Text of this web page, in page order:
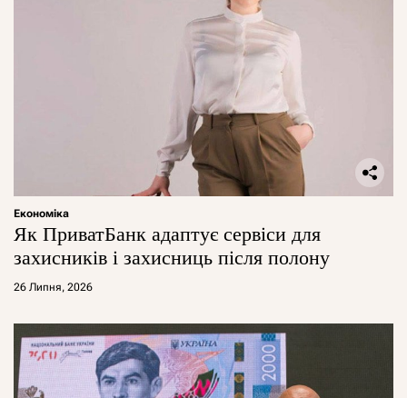
Економіка
Як ПриватБанк адаптує сервіси для
захисників і захисниць після полону
26 Липня, 2026